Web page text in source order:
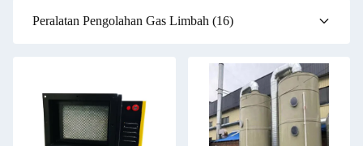
Peralatan Pengolahan Gas Limbah (16)